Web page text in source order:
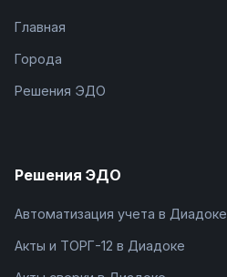
Главная
Города
Решения ЭДО
Решения ЭДО
Автоматизация учета в Диадоке
Акты и ТОРГ-12 в Диадоке